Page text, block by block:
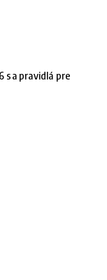
sa pravidlá pre